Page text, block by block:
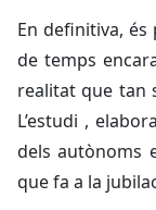
En definitiva,
de temps
realitat que tan
L’estudi ,
dels autònoms
que fa a la